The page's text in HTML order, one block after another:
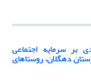
بر سرمایه اجتماعی
دهگلان، روستاهای